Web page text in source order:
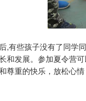
,有些孩子没有了同学
和发展。参加夏令营
尊重的快乐，放松心